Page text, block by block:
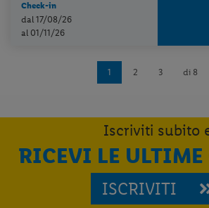
Check-in
dal 17/08/26
al 01/11/26
1 2 3 di 8
Iscriviti subito
RICEVI LE ULTIME
ISCRIVITI